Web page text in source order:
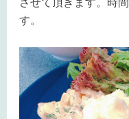
させて頂きます。時
す。